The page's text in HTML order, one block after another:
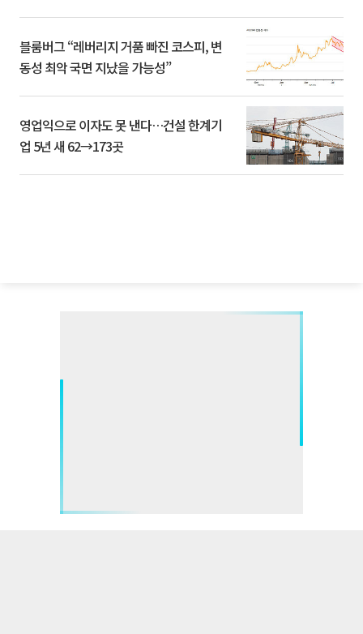
블룸버그 “레버리지 거품 빠진 코스피, 변
동성 최악 국면 지났을 가능성”
영업익으로 이자도 못 낸다…건설 한계기
업 5년 새 62→173곳